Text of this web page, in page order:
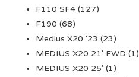
F110 SF4 (127)
F190 (68)
Medius X20 '23 (23)
MEDIUS X20 21' FWD (1)
MEDIUS X20 25' (1)